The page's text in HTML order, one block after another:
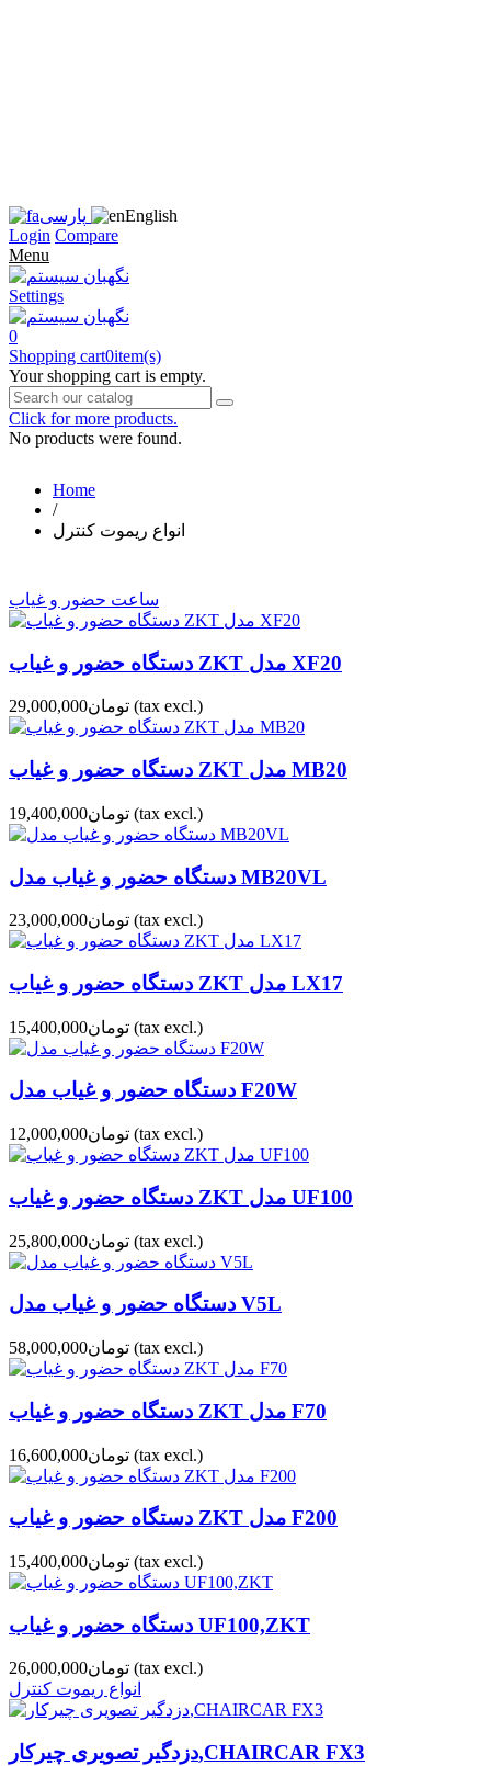
پارسی
English
Login Compare
Menu
Settings
0
Shopping cart0item(s)
Your shopping cart is empty.
Click for more products.
No products were found.
Home
/
انواع ریموت کنترل
ساعت حضور و غیاب
دستگاه حضور و غیاب ZKT مدل XF20
تومان29,000,000 (tax excl.)
دستگاه حضور و غیاب ZKT مدل MB20
تومان19,400,000 (tax excl.)
دستگاه حضور و غیاب مدل MB20VL
تومان23,000,000 (tax excl.)
دستگاه حضور و غیاب ZKT مدل LX17
تومان15,400,000 (tax excl.)
دستگاه حضور و غیاب مدل F20W
تومان12,000,000 (tax excl.)
دستگاه حضور و غیاب ZKT مدل UF100
تومان25,800,000 (tax excl.)
دستگاه حضور و غیاب مدل V5L
تومان58,000,000 (tax excl.)
دستگاه حضور و غیاب ZKT مدل F70
تومان16,600,000 (tax excl.)
دستگاه حضور و غیاب ZKT مدل F200
تومان15,400,000 (tax excl.)
دستگاه حضور و غیاب UF100,ZKT
تومان26,000,000 (tax excl.)
انواع ریموت کنترل
دزدگیر تصویری چیرکار,CHAIRCAR FX3